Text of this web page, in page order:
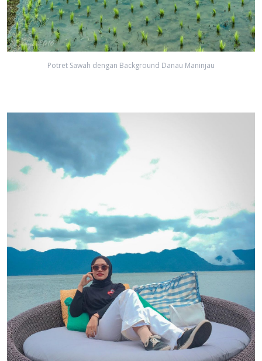
Potret Sawah dengan Background Danau Maninjau